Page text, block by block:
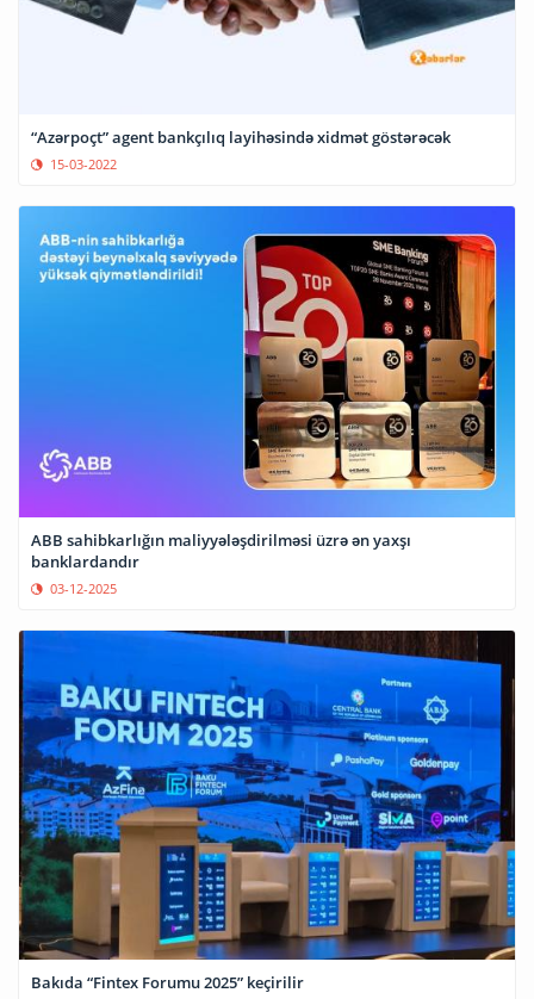
“Azərpoçt” agent bankçılıq layihəsində xidmət göstərəcək
15-03-2022
ABB sahibkarlığın maliyyələşdirilməsi üzrə ən yaxşı
banklardandır
03-12-2025
Bakıda “Fintex Forumu 2025” keçirilir